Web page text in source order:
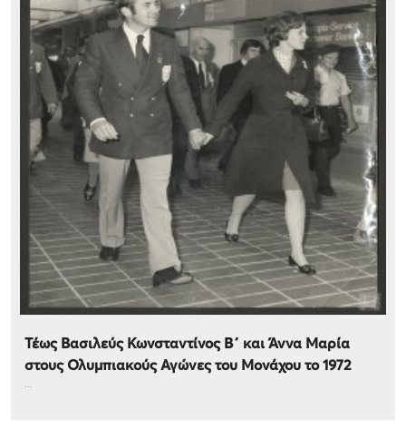
Τέως Βασιλεύς Κωνσταντίνος Β΄ και Άννα Μαρία
στους Ολυμπιακούς Αγώνες του Μονάχου το 1972
...